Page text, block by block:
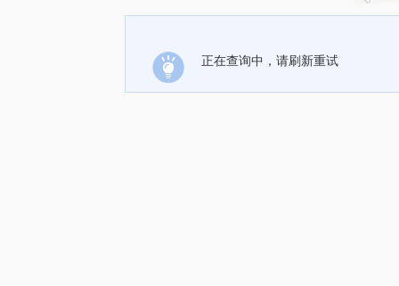
正在查询中，请刷新重试